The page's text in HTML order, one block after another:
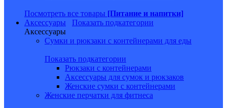
Посмотреть все товары [Питание и напитки]
Аксессуары
Показать подкатегории
Аксессуары
Сумки и рюкзаки с контейнерами для еды
Показать подкатегории
Рюкзаки с контейнерами
Аксессуары для сумок и рюкзаков
Женские сумки с контейнерами
Женские перчатки для фитнеса